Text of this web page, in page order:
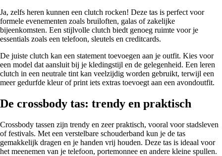
Ja, zelfs heren kunnen een clutch rocken! Deze tas is perfect voor
formele evenementen zoals bruiloften, galas of zakelijke
bijeenkomsten. Een stijlvolle clutch biedt genoeg ruimte voor je
essentials zoals een telefoon, sleutels en creditcards.
De juiste clutch kan een statement toevoegen aan je outfit. Kies voor
een model dat aansluit bij je kledingstijl en de gelegenheid. Een leren
clutch in een neutrale tint kan veelzijdig worden gebruikt, terwijl een
meer gedurfde kleur of print iets extras toevoegt aan een avondoutfit.
De crossbody tas: trendy en praktisch
Crossbody tassen zijn trendy en zeer praktisch, vooral voor stadsleven
of festivals. Met een verstelbare schouderband kun je de tas
gemakkelijk dragen en je handen vrij houden. Deze tas is ideaal voor
het meenemen van je telefoon, portemonnee en andere kleine spullen.